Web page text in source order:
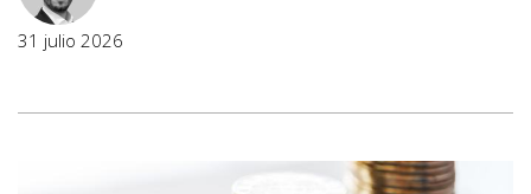
31 julio 2026